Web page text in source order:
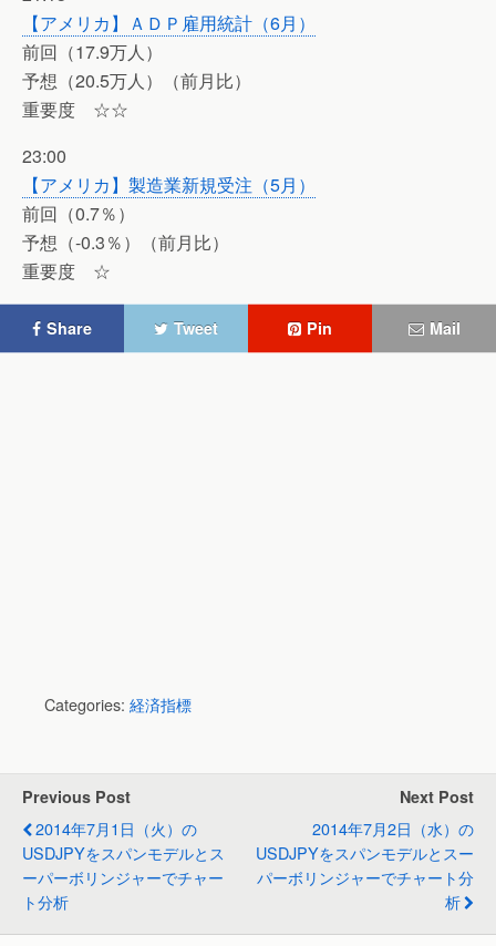
【アメリカ】ＡＤＰ雇用統計（6月）
前回（17.9万人）
予想（20.5万人）（前月比）
重要度 ☆☆
23:00
【アメリカ】製造業新規受注（5月）
前回（0.7％）
予想（-0.3％）（前月比）
重要度 ☆
Share Tweet Pin Mail
Categories: 経済指標
Previous Post
2014年7月1日（火）の
USDJPYをスパンモデルとス
ーパーボリンジャーでチャー
ト分析
Next Post
2014年7月2日（水）の
USDJPYをスパンモデルとスー
パーボリンジャーでチャート分
析